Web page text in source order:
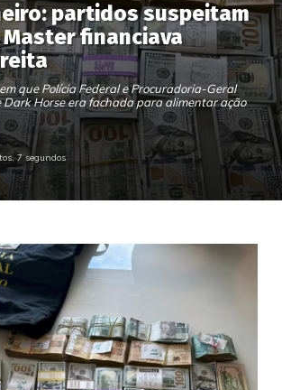
partidos suspeitam
financiava
que Polícia Federal e Procuradoria-Geral
Dark Horse era fachada para alimentar ação
7 segundos